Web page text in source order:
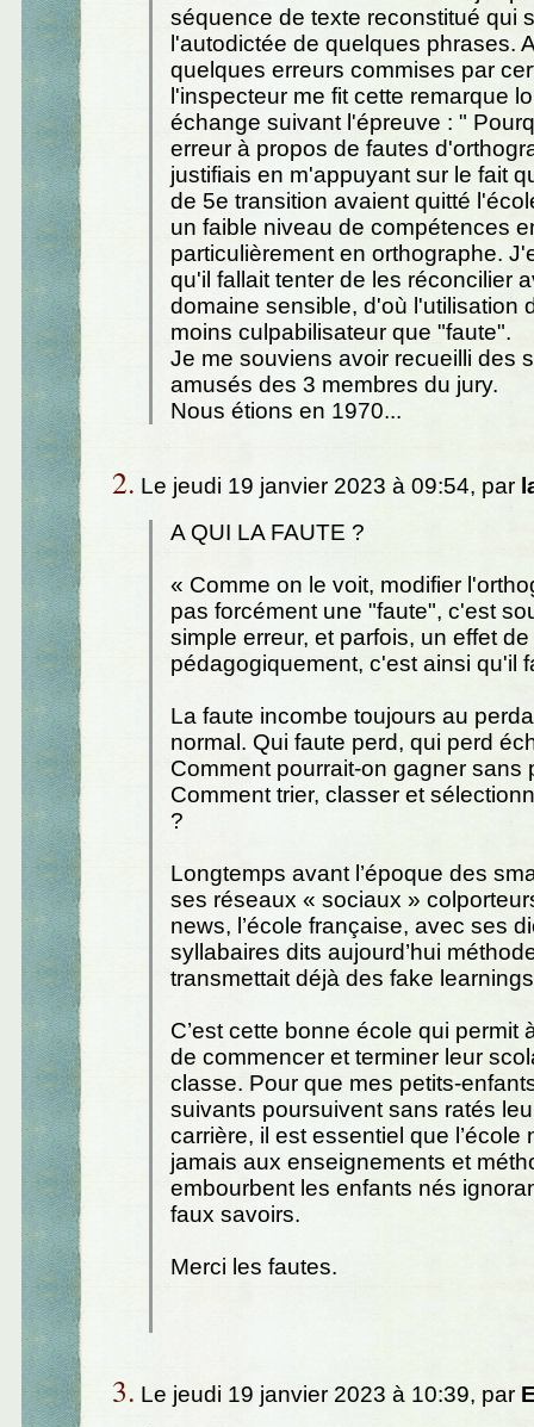
séquence de texte reconstitué qui
l'autodictée de quelques phrases.
quelques erreurs commises par
l'inspecteur me fit cette remarque
échange suivant l'épreuve : "
erreur à propos de fautes
justifiais en m'appuyant sur le fait
de 5e transition avaient quitté
un faible niveau de compétences
particulièrement en orthographe.
qu'il fallait tenter de les réconcilier
domaine sensible, d'où l'utilisation
moins culpabilisateur que "faute".
Je me souviens avoir recueilli des
amusés des 3 membres du jury.
Nous étions en 1970...
2. Le jeudi 19 janvier 2023 à 09:54, par
A QUI LA FAUTE ?
« Comme on le voit, modifier
pas forcément une "faute", c'est
simple erreur, et parfois, un effet
pédagogiquement, c'est ainsi qu'il
La faute incombe toujours au
normal. Qui faute perd, qui perd
Comment pourrait-on gagner sans
Comment trier, classer et
?
Longtemps avant l’époque des
ses réseaux « sociaux »
news, l’école française, avec ses
syllabaires dits aujourd’hui
transmettait déjà des fake
C’est cette bonne école qui permit
de commencer et terminer leur
classe. Pour que mes petits-
suivants poursuivent sans ratés
carrière, il est essentiel que l’école
jamais aux enseignements et
embourbent les enfants nés
faux savoirs.
Merci les fautes.
3. Le jeudi 19 janvier 2023 à 10:39, par